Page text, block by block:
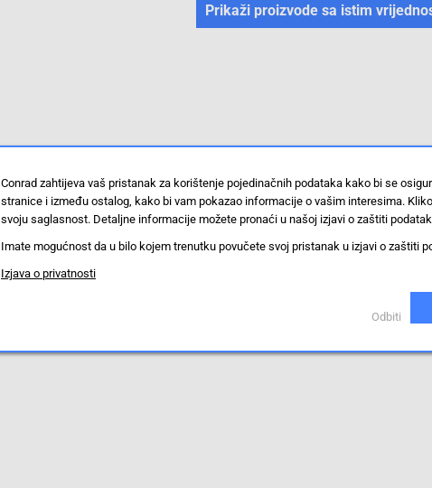
Prikaži proizvode sa istim
Conrad zahtijeva vaš pristanak za korištenje pojedinačnih podataka kako bi se
stranice i između ostalog, kako bi vam pokazao informacije o vašim interesima.
svoju saglasnost. Detaljne informacije možete pronaći u našoj izjavi o zaštiti
Imate mogućnost da u bilo kojem trenutku povučete svoj pristanak u izjavi o zaštiti
Izjava o privatnosti
Odbiti